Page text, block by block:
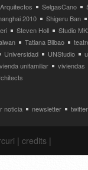
SelgasCano
2010
Shigeru Ban
Steven Holl
Studio
Tatiana Bilbao
Universidad UNStudio
unifamiliar
viviendas
noticia newsletter twitter
| credits |